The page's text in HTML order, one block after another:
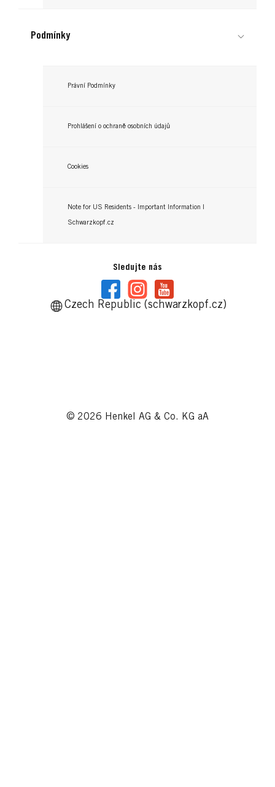
Podmínky
Právní Podmínky
Prohlášení o ochraně osobních údajů
Cookies
Note for US Residents - Important Information |
Schwarzkopf.cz
Sledujte nás
Czech Republic (schwarzkopf.cz)
© 2026 Henkel AG & Co. KG aA